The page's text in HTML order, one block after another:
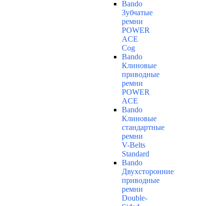
Bando
Зубчатые
ремни
POWER
ACE
Cog
Bando
Клиновые
приводные
ремни
POWER
ACE
Bando
Клиновые
стандартные
ремни
V-Belts
Standard
Bando
Двухсторонние
приводные
ремни
Double-